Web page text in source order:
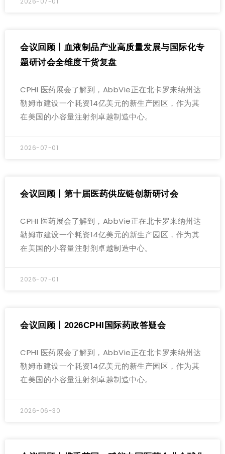
会议回顾丨血液制品产业高质量发展与国际化专
题研讨会全维度干货复盘
CPHI 医药展会了解到，AbbVie正在北卡罗来纳州达
勒姆市建设一个耗资14亿美元的新生产园区，作为其
在美国的小容量注射剂卓越制造中心。
2026-07-01
会议回顾丨第十届医药供应链创新研讨会
CPHI 医药展会了解到，AbbVie正在北卡罗来纳州达
勒姆市建设一个耗资14亿美元的新生产园区，作为其
在美国的小容量注射剂卓越制造中心。
2026-07-01
会议回顾丨2026CPHI国际药政答疑会
CPHI 医药展会了解到，AbbVie正在北卡罗来纳州达
勒姆市建设一个耗资14亿美元的新生产园区，作为其
在美国的小容量注射剂卓越制造中心。
2026-06-30